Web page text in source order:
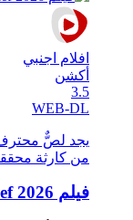
افلام اجنبي
أكشن
3.5
WEB-DL
يجد لصٌّ محترف
من كارثة
فيلم The Gentleman Thief 2026 مترجم HD